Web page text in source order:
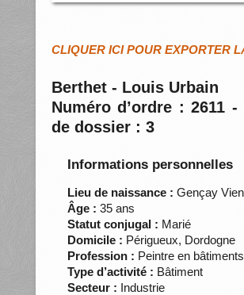
CLIQUER ICI POUR EXPORTER
Berthet - Louis Urbain
Numéro d’ordre : 2611 -
de dossier : 3
Informations personnelles
Lieu de naissance : Gençay
Âge : 35 ans
Statut conjugal : Marié
Domicile : Périgueux, Dordogne
Profession : Peintre en bâtiments
Type d’activité : Bâtiment
Secteur : Industrie